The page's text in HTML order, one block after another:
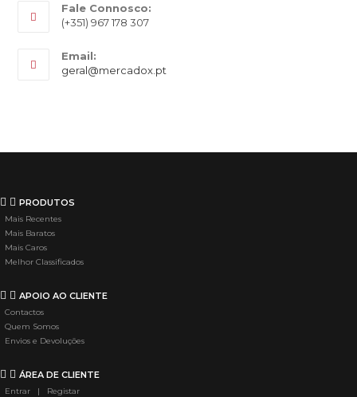
Fale Connosco:
(+351) 967 178 307
Email:
geral@mercadox.pt
PRODUTOS
Mais Recentes
Mais Baratos
Mais Caros
Melhor Classificados
APOIO AO CLIENTE
Contactos
Quem Somos
Envios e Devoluções
ÁREA DE CLIENTE
Entrar | Registar